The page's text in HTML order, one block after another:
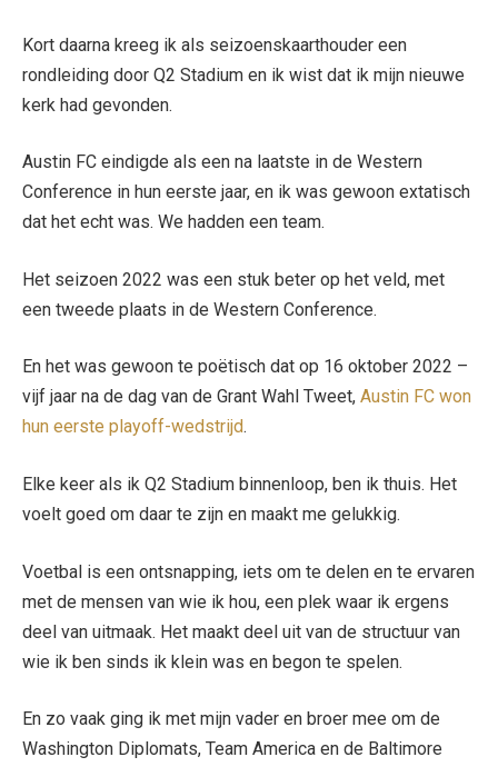
Kort daarna kreeg ik als seizoenskaarthouder een
rondleiding door Q2 Stadium en ik wist dat ik mijn nieuwe
kerk had gevonden.
Austin FC eindigde als een na laatste in de Western
Conference in hun eerste jaar, en ik was gewoon extatisch
dat het echt was. We hadden een team.
Het seizoen 2022 was een stuk beter op het veld, met
een tweede plaats in de Western Conference.
En het was gewoon te poëtisch dat op 16 oktober 2022 –
vijf jaar na de dag van de Grant Wahl Tweet, Austin FC won
hun eerste playoff-wedstrijd.
Elke keer als ik Q2 Stadium binnenloop, ben ik thuis. Het
voelt goed om daar te zijn en maakt me gelukkig.
Voetbal is een ontsnapping, iets om te delen en te ervaren
met de mensen van wie ik hou, een plek waar ik ergens
deel van uitmaak. Het maakt deel uit van de structuur van
wie ik ben sinds ik klein was en begon te spelen.
En zo vaak ging ik met mijn vader en broer mee om de
Washington Diplomats, Team America en de Baltimore